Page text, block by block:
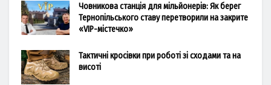
Човникова станція для мільйонерів: Як берег
Тернопільського ставу перетворили на закрите
«VIP-містечко»
Тактичні кросівки при роботі зі сходами та на
висоті